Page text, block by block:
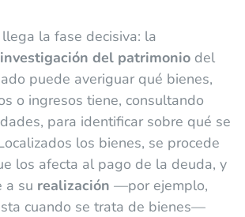
la fase decisiva: la
del patrimoniodel
puede averiguar qué bienes,
o ingresos tiene, consultando
para identificar sobre qué se
los bienes, se procede
los afecta al pago de la deuda, y
a su realización —por ejemplo,
cuando se trata de bienes—